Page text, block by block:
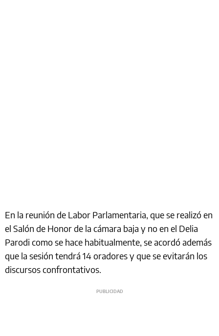
En la reunión de Labor Parlamentaria, que se realizó en
el Salón de Honor de la cámara baja y no en el Delia
Parodi como se hace habitualmente, se acordó además
que la sesión tendrá 14 oradores y que se evitarán los
discursos confrontativos.